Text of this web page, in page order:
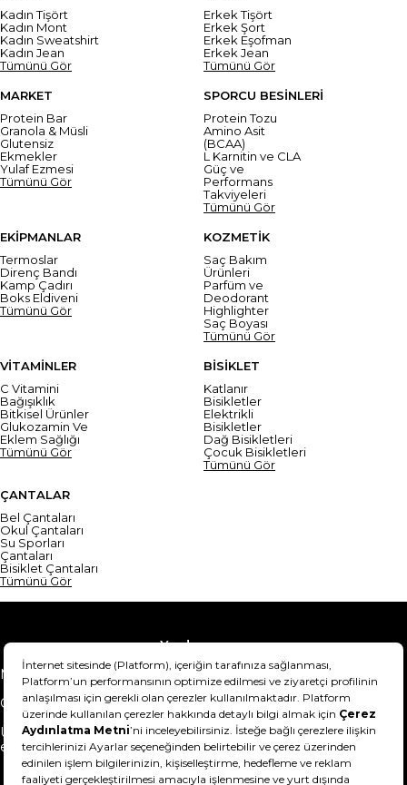
Kadın Tişört
Kadın Mont
Kadın Sweatshirt
Kadın Jean
Tümünü Gör
Erkek Tişört
Erkek Şort
Erkek Eşofman
Erkek Jean
Tümünü Gör
MARKET
Protein Bar
Granola & Müsli
Glutensiz
Ekmekler
Yulaf Ezmesi
Tümünü Gör
SPORCU BESİNLERİ
Protein Tozu
Amino Asit
(BCAA)
L Karnitin ve CLA
Güç ve
Performans
Takviyeleri
Tümünü Gör
EKİPMANLAR
Termoslar
Direnç Bandı
Kamp Çadırı
Boks Eldiveni
Tümünü Gör
KOZMETİK
Saç Bakım
Ürünleri
Parfüm ve
Deodorant
Highlighter
Saç Boyası
Tümünü Gör
VİTAMİNLER
C Vitamini
Bağışıklık
Bitkisel Ürünler
Glukozamin Ve
Eklem Sağlığı
Tümünü Gör
BİSİKLET
Katlanır
Bisikletler
Elektrikli
Bisikletler
Dağ Bisikletleri
Çocuk Bisikletleri
Tümünü Gör
ÇANTALAR
Bel Çantaları
Okul Çantaları
Su Sporları
Çantaları
Bisiklet Çantaları
Tümünü Gör
Yardım
Mesafeli Satış Sözleşmesi
Teslimat Bilgisi
Gizlilik Sözleşmesi
Şartlar & Koşullar
Ürünümü nasıl iade
edebilirim?
Hakkımızda